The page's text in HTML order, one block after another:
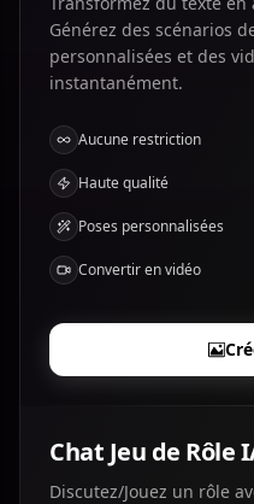
Générez des scénarios
personnalisées et des
instantanément.
Aucune restriction
Haute qualité
Poses personnalisées
Convertir en vidéo
Chat Jeu de Rôle
Discutez/Jouez un rôle